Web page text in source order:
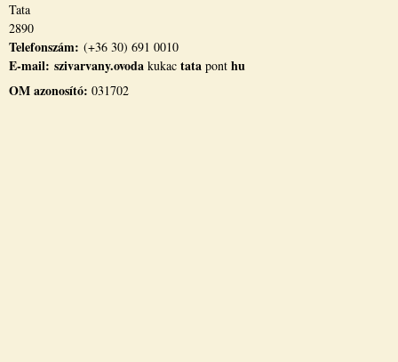
Tata
2890
Telefonszám: (+36 30) 691 0010
E-mail: szivarvany.ovoda kukac tata pont hu
OM azonosító: 031702